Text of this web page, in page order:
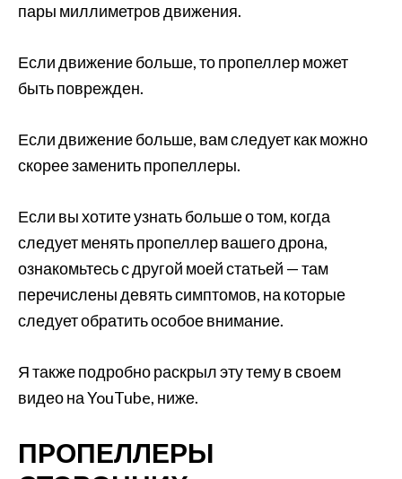
пары миллиметров движения.
Если движение больше, то пропеллер может
быть поврежден.
Если движение больше, вам следует как можно
скорее заменить пропеллеры.
Если вы хотите узнать больше о том, когда
следует менять пропеллер вашего дрона,
ознакомьтесь с другой моей статьей — там
перечислены девять симптомов, на которые
следует обратить особое внимание.
Я также подробно раскрыл эту тему в своем
видео на YouTube, ниже.
ПРОПЕЛЛЕРЫ